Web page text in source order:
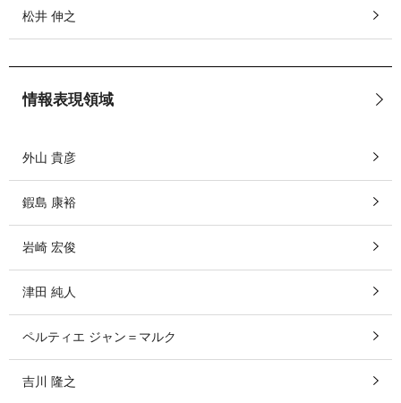
松井 伸之
情報表現領域
外山 貴彦
鍜島 康裕
岩崎 宏俊
津田 純人
ペルティエ ジャン＝マルク
吉川 隆之